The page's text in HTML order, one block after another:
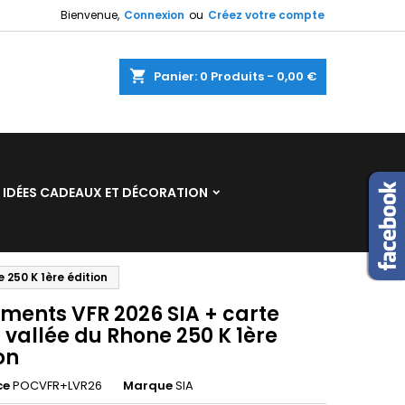
Bienvenue, Connexion ou Créez votre compte
shopping_cart Panier: 0 Produits - 0,00 €
IDÉES CADEAUX ET DÉCORATION
250 K 1ère édition
VFR 2026 SIA + carte
vallée du Rhone 250 K 1ère
POCVFR+LVR26 MarqueSIA